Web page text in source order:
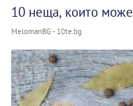
10 неща, които
MelomanBG - 10te.bg